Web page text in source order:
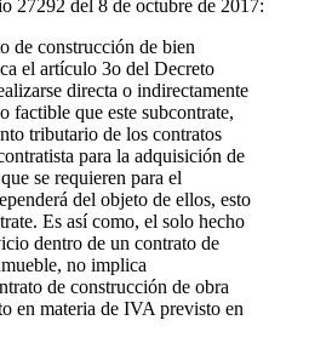
27292 del 8 de octubre de 2017:
de construcción de bien
el artículo 3o del Decreto
directa o indirectamente
factible que este subcontrate,
tributario de los contratos
para la adquisición de
se requieren para el
del objeto de ellos, esto
Es así como, el solo hecho
dentro de un contrato de
no implica
de construcción de obra
en materia de IVA previsto en